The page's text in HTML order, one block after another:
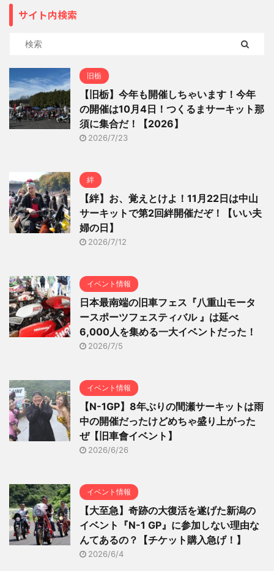
サイト内検索
旧栃
【旧栃】今年も開催しちゃいます！今年
の開催は10月4日！つくるまサーキット那
須に集合だ！【2026】
2026/7/23
絆
【絆】お、覚えとけよ！11月22日は中山
サーキットで第2回絆開催だぞ！【いい夫
婦の日】
2026/7/12
イベント情報
日本最南端の旧車フェス『八重山モータ
ースポーツフェスティバル 』は延べ
6,000人を集める一大イベントだった！
2026/7/5
イベント情報
【N-1GP】8年ぶりの間瀬サーキットは雨
中の開催だったけどめちゃ盛り上がった
ぜ【旧車會イベント】
2026/6/26
イベント情報
【大至急】奇跡の大復活を遂げた新潟の
イベント『N-1 GP』に参加しない理由な
んてあるの？【チケット購入急げ！】
2026/6/4